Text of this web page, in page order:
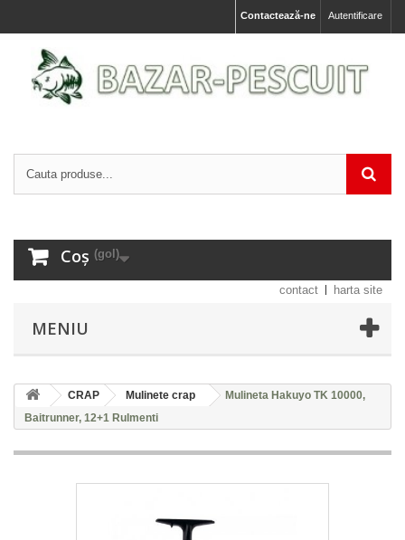
Autentificare
Contactează-ne
Coș (gol)
contact harta site
MENIU
CRAP Mulinete crap
Mulineta Hakuyo TK 10000,
Baitrunner, 12+1 Rulmenti